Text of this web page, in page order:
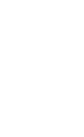
25 octombrie, o
față pe pictorul
Răzvan Radu,
Lechburg si